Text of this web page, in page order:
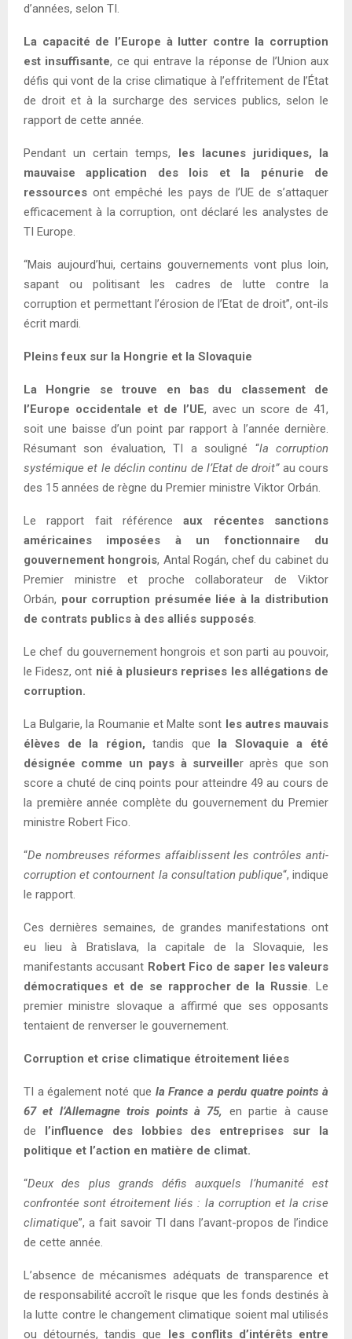
d’années, selon TI.
La capacité de l’Europe à lutter contre la corruption
est insuffisante, ce qui entrave la réponse de l’Union aux
défis qui vont de la crise climatique à l’effritement de l’État
de droit et à la surcharge des services publics, selon le
rapport de cette année.
Pendant un certain temps, les lacunes juridiques, la
mauvaise application des lois et la pénurie de
ressources ont empêché les pays de l’UE de s’attaquer
efficacement à la corruption, ont déclaré les analystes de
TI Europe.
“Mais aujourd’hui, certains gouvernements vont plus loin,
sapant ou politisant les cadres de lutte contre la
corruption et permettant l’érosion de l’Etat de droit”, ont-ils
écrit mardi.
Pleins feux sur la Hongrie et la Slovaquie
La Hongrie se trouve en bas du classement de
l’Europe occidentale et de l’UE, avec un score de 41,
soit une baisse d’un point par rapport à l’année dernière.
Résumant son évaluation, TI a souligné “la corruption
systémique et le déclin continu de l’Etat de droit”au cours
des 15 années de règne du Premier ministre Viktor Orbán.
Le rapport fait référenceaux récentes sanctions
américaines imposées à un fonctionnaire du
gouvernement hongrois, Antal Rogán, chef du cabinet du
Premier ministre et proche collaborateur de Viktor
Orbán, pour corruption présumée liée à la distribution
de contrats publics à des alliés supposés.
Le chef du gouvernement hongrois et son parti au pouvoir,
le Fidesz, ont nié à plusieurs reprises les allégations de
corruption.
La Bulgarie, la Roumanie et Malte sont les autres mauvais
élèves de la région, tandis que la Slovaquie a été
désignée comme un pays à surveiller après que son
score a chuté de cinq points pour atteindre 49 au cours de
la première année complète du gouvernement du Premier
ministre Robert Fico.
“De nombreuses réformes affaiblissent les contrôles anti-
corruption et contournent la consultation publique“, indique
le rapport.
Ces dernières semaines, de grandes manifestations ont
eu lieu à Bratislava, la capitale de la Slovaquie, les
manifestants accusant Robert Fico de saper les valeurs
démocratiques et de se rapprocher de la Russie. Le
premier ministre slovaque a affirmé que ses opposants
tentaient de renverser le gouvernement.
Corruption et crise climatique étroitement liées
TI a également noté que la France a perdu quatre points à
67 et l’Allemagne trois points à 75, en partie à cause
de l’influence des lobbies des entreprises sur la
politique et l’action en matière de climat.
“Deux des plus grands défis auxquels l’humanité est
confrontée sont étroitement liés : la corruption et la crise
climatique”, a fait savoir TI dans l’avant-propos de l’indice
de cette année.
L’absence de mécanismes adéquats de transparence et
de responsabilité accroît le risque que les fonds destinés à
la lutte contre le changement climatique soient mal utilisés
ou détournés, tandis que les conflits d’intérêts entre